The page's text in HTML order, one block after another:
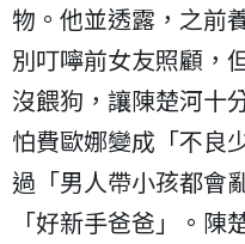
物。他並透露，之前
別叮嚀前女友照顧，
沒餵狗，讓陳楚河十
怕費歐娜變成「不良
過「男人帶小孩都會
「好新手爸爸」。